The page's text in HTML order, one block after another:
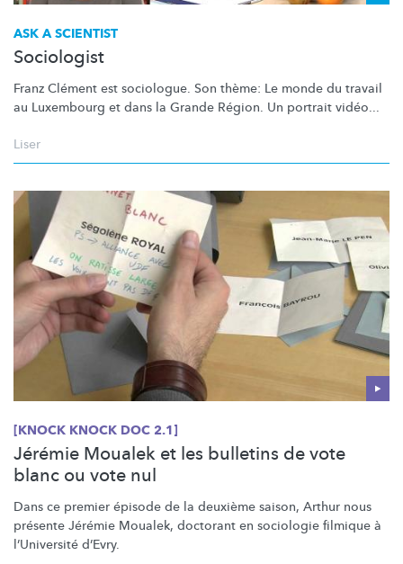
ASK A SCIENTIST
Sociologist
Franz Clément est sociologue. Son thème: Le monde du travail
au Luxembourg et dans la Grande Région. Un portrait vidéo...
Liser
[KNOCK KNOCK DOC 2.1]
Jérémie Moualek et les bulletins de vote
blanc ou vote nul
Dans ce premier épisode de la deuxième saison, Arthur nous
présente Jérémie Moualek, doctorant en sociologie filmique à
l’Université d’Evry.